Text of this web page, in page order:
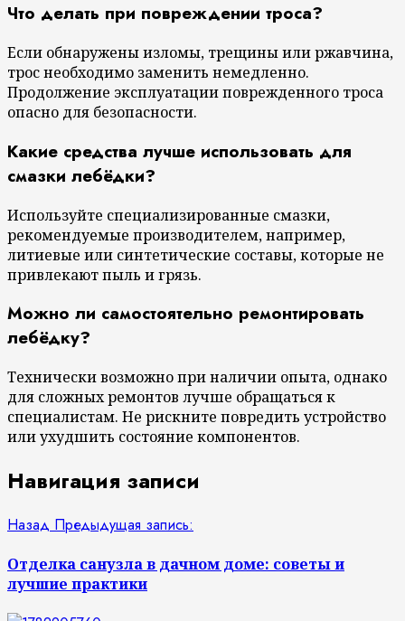
Что делать при повреждении троса?
Если обнаружены изломы, трещины или ржавчина,
трос необходимо заменить немедленно.
Продолжение эксплуатации поврежденного троса
опасно для безопасности.
Какие средства лучше использовать для
смазки лебёдки?
Используйте специализированные смазки,
рекомендуемые производителем, например,
литиевые или синтетические составы, которые не
привлекают пыль и грязь.
Можно ли самостоятельно ремонтировать
лебёдку?
Технически возможно при наличии опыта, однако
для сложных ремонтов лучше обращаться к
специалистам. Не рискните повредить устройство
или ухудшить состояние компонентов.
Навигация записи
Назад Предыдущая запись:
Отделка санузла в дачном доме: советы и
лучшие практики